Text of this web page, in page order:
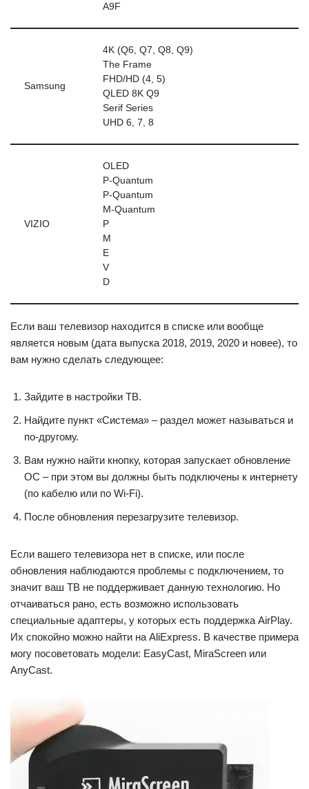
A9F
Samsung
4K (Q6, Q7, Q8, Q9)
The Frame
FHD/HD (4, 5)
QLED 8K Q9
Serif Series
UHD 6, 7, 8
VIZIO
OLED
P-Quantum
P-Quantum
M-Quantum
P
M
E
V
D
Если ваш телевизор находится в списке или вообще
является новым (дата выпуска 2018, 2019, 2020 и новее), то
вам нужно сделать следующее:
Зайдите в настройки ТВ.
Найдите пункт «Система» – раздел может называться и
по-другому.
Вам нужно найти кнопку, которая запускает обновление
ОС – при этом вы должны быть подключены к интернету
(по кабелю или по Wi-Fi).
После обновления перезагрузите телевизор.
Если вашего телевизора нет в списке, или после
обновления наблюдаются проблемы с подключением, то
значит ваш ТВ не поддерживает данную технологию. Но
отчаиваться рано, есть возможно использовать
специальные адаптеры, у которых есть поддержка AirPlay.
Их спокойно можно найти на AliExpress. В качестве примера
могу посоветовать модели: EasyCast, MiraScreen или
AnyCast.